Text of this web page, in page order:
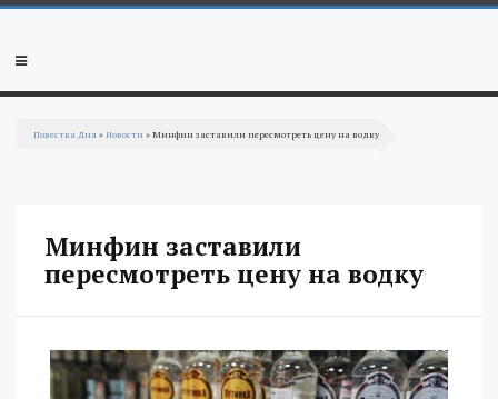
Перейти к основному содержанию
Мобильное
Повестка Дня »Новости » Минфин заставили пересмотреть цену на водку
Минфин заставили
пересмотреть цену на водку